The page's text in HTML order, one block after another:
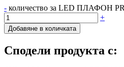
- количество за LED ПЛАФОН
+
Добавяне в количката
Сподели продукта с: